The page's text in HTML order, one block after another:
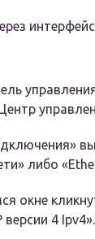
либо
окне
4 Ipv4».